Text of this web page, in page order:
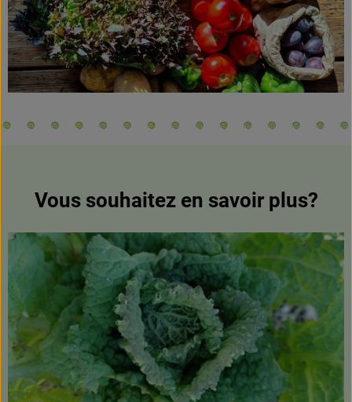
Vous souhaitez en savoir plus?